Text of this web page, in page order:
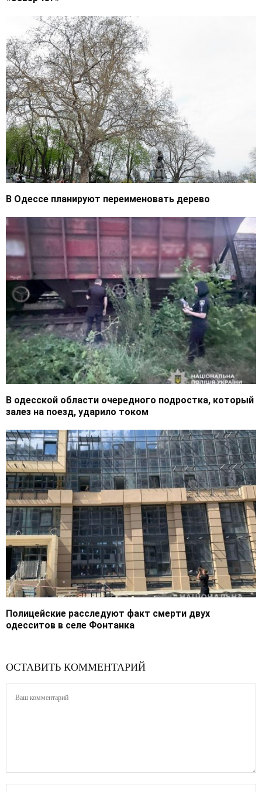
В Одессе планируют переименовать дерево
В одесской области очередного подростка, который
залез на поезд, ударило током
Полицейские расследуют факт смерти двух
одесситов в селе Фонтанка
ОСТАВИТЬ КОММЕНТАРИЙ